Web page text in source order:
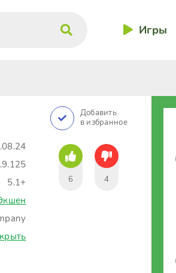
Игры
5.1+
Добавить
в избранное
6 4